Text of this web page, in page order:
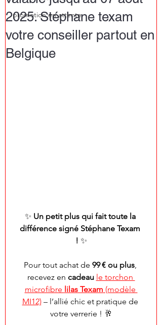
promotion en attente
2025. Stéphane texam
votre conseiller partout en
Belgique
✨ Un petit plus qui fait toute la
différence signé Stéphane Texam
! ✨
Pour tout achat de 99 € ou plus,
recevez en cadeau le torchon
microfibre lilas Texam (modèle
MI12) – l’allié chic et pratique de
votre verrerie ! 🥂